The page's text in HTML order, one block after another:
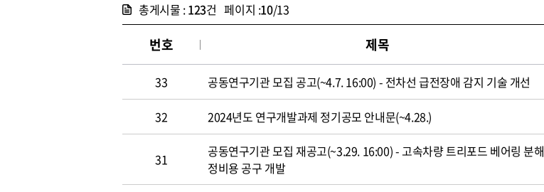
총게시물 :123건 페이지 :10/13
번호 제목
33 공동연구기관 모집 공고(~4.7. 16:00) - 전차선 급전장애 감지 기술 개선
32 2024년도 연구개발과제 정기공모 안내문(~4.28.)
31
공동연구기관 모집 재공고(~3.29. 16:00) - 고속차량 트리포드 베어링 분해
정비용 공구 개발